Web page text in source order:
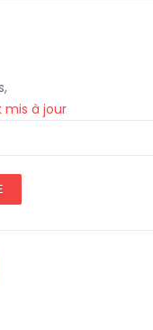
mis à jour